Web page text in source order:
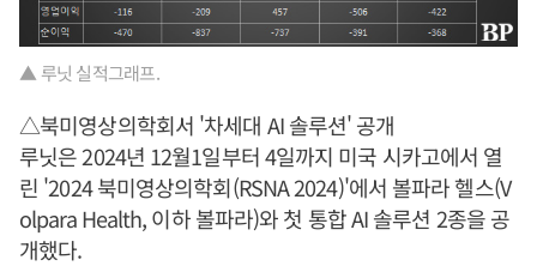
▲ 루닛 실적그래프.
△북미영상의학회서 '차세대 AI 솔루션' 공개
루닛은 2024년 12월1일부터 4일까지 미국 시카고에서 열
린 '2024 북미영상의학회(RSNA 2024)'에서 볼파라 헬스(V
olpara Health, 이하 볼파라)와 첫 통합 AI 솔루션 2종을 공
개했다.